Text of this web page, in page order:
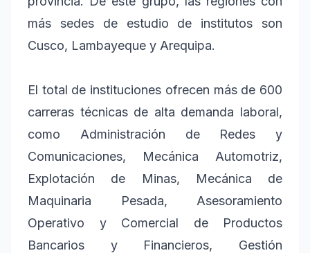
más sedes de estudio de institutos son
Cusco, Lambayeque y Arequipa.
El total de instituciones ofrecen más de 600
carreras técnicas de alta demanda laboral,
como Administración de Redes y
Comunicaciones, Mecánica Automotriz,
Explotación de Minas, Mecánica de
Maquinaria Pesada, Asesoramiento
Operativo y Comercial de Productos
Bancarios y Financieros, Gestión